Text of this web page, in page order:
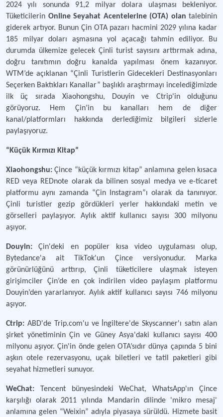
2024 yılı sonunda 91,2 milyar dolara ulaşması bekleniyor.
Tüketicilerin Online Seyahat Acentelerine (OTA) olan talebinin
giderek artıyor. Bunun Çin OTA pazarı hacmini 2029 yılına kadar
185 milyar doları aşmasına yol açacağı tahmin ediliyor. Bu
durumda ülkemize gelecek Çinli turist sayısını arttırmak adına,
doğru tanıtımın doğru kanalda yapılması önem kazanıyor.
WTM’de açıklanan “Çinli Turistlerin Gidecekleri Destinasyonları
Seçerken Baktıkları Kanallar” başlıklı araştırmayı incelediğimizde
ilk üç sırada Xiaohongshu, Douyin ve Ctrip'in olduğunu
görüyoruz. Hem Çin’in bu kanalları hem de diğer
kanal/platformları hakkında derlediğimiz bilgileri sizlerle
paylaşıyoruz.
“Küçük Kırmızı Kitap”
Xiaohongshu: Çince “küçük kırmızı kitap” anlamına gelen kısaca
RED veya REDnote olarak da bilinen sosyal medya ve e-ticaret
platformu aynı zamanda “Çin Instagram”ı olarak da tanınıyor.
Çinli turistler gezip gördükleri yerler hakkındaki metin ve
görselleri paylaşıyor. Aylık aktif kullanıcı sayısı 300 milyonu
aşıyor.
Douyin: Çin'deki en popüler kısa video uygulaması olup,
Bytedance'a ait TikTok'un Çince versiyonudur. Marka
görünürlüğünü arttırıp, Çinli tüketicilere ulaşmak isteyen
girişimciler Çin’de en çok indirilen video paylaşım platformu
Douyin’den yararlanıyor. Aylık aktif kullanıcı sayısı 746 milyonu
aşıyor.
Ctrip: ABD'de Trip.com'u ve İngiltere'de Skyscanner'ı satın alan
şirket yönetiminin Çin ve Güney Asya'daki kullanıcı sayısı 400
milyonu aşıyor. Çin'in önde gelen OTA’sıdır dünya çapında 5 bini
aşkın otele rezervasyonu, uçak biletleri ve tatil paketleri gibi
seyahat hizmetleri sunuyor.
WeChat: Tencent bünyesindeki WeChat, WhatsApp'ın Çince
karşılığı olarak 2011 yılında Mandarin dilinde 'mikro mesaj'
anlamına gelen “Weixin” adıyla piyasaya sürüldü. Hizmete basit